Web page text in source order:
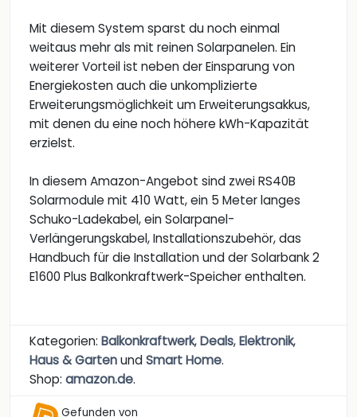
Mit diesem System sparst du noch einmal
weitaus mehr als mit reinen Solarpanelen. Ein
weiterer Vorteil ist neben der Einsparung von
Energiekosten auch die unkomplizierte
Erweiterungsmöglichkeit um Erweiterungsakkus,
mit denen du eine noch höhere kWh-Kapazität
erzielst.
In diesem Amazon-Angebot sind zwei RS40B
Solarmodule mit 410 Watt, ein 5 Meter langes
Schuko-Ladekabel, ein Solarpanel-
Verlängerungskabel, Installationszubehör, das
Handbuch für die Installation und der Solarbank 2
E1600 Plus Balkonkraftwerk-Speicher enthalten.
Kategorien: Balkonkraftwerk,Deals,Elektronik,
Haus & GartenundSmart Home.
Shop: amazon.de.
Gefunden von